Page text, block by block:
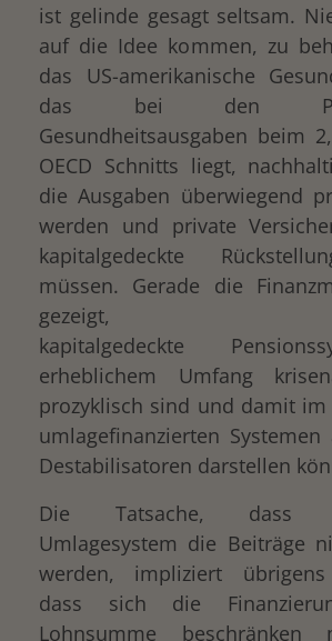
ist gelinde gesagt seltsam.
auf die Idee kommen, zu
das US-amerikanische
das bei den
Gesundheitsausgaben beim
OECD Schnitts liegt,
die Ausgaben überwiegend
werden und private
kapitalgedeckte
müssen. Gerade die
gezeigt,
kapitalgedeckte
erheblichem Umfang
prozyklisch sind und damit im
umlagefinanzierten Systemen
Destabilisatoren darstellen
Die Tatsache, dass
Umlagesystem die Beiträge
werden, impliziert übrigens
dass sich die
Lohnsumme beschränken